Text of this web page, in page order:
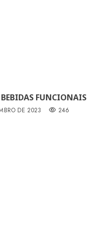
BEBIDAS FUNCIONAIS
DE 2023 246